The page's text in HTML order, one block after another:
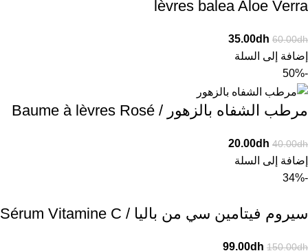
lèvres balea Aloe Verra
60.00dh
35.00dh
إضافة إلى السلة
-50%
مرطب الشفاه بالزهور / Baume à lèvres Rosé
40.00dh
20.00dh
إضافة إلى السلة
-34%
سيروم فيتامين سي من باليا / Sérum Vitamine C
150.00dh
99.00dh